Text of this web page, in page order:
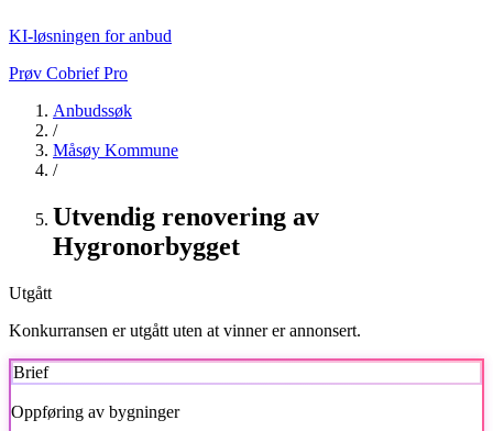
KI-løsningen for anbud
Prøv Cobrief Pro
Anbudssøk
/
Måsøy Kommune
/
Utvendig renovering av
Hygronorbygget
Utgått
Konkurransen er utgått uten at vinner er annonsert.
Brief
Oppføring av bygninger